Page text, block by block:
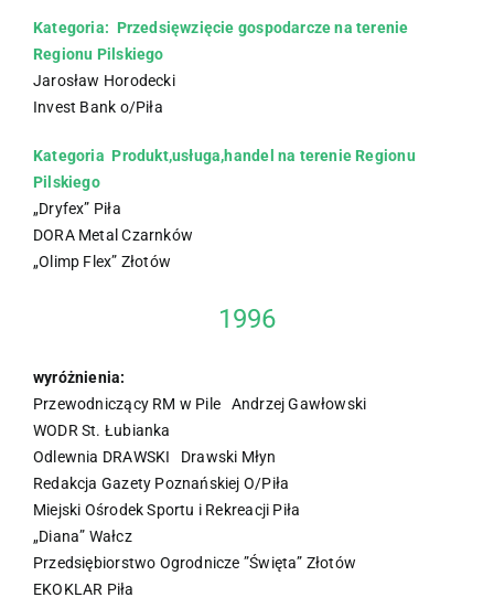
Kategoria: Przedsięwzięcie gospodarcze na terenie
Regionu Pilskiego
Jarosław Horodecki
Invest Bank o/Piła
Kategoria Produkt,usługa,handel na terenie Regionu
Pilskiego
„Dryfex” Piła
DORA Metal Czarnków
„Olimp Flex” Złotów
1996
wyróżnienia:
Przewodniczący RM w Pile Andrzej Gawłowski
WODR St. Łubianka
Odlewnia DRAWSKI Drawski Młyn
Redakcja Gazety Poznańskiej O/Piła
Miejski Ośrodek Sportu i Rekreacji Piła
„Diana” Wałcz
Przedsiębiorstwo Ogrodnicze ”Święta” Złotów
EKOKLAR Piła